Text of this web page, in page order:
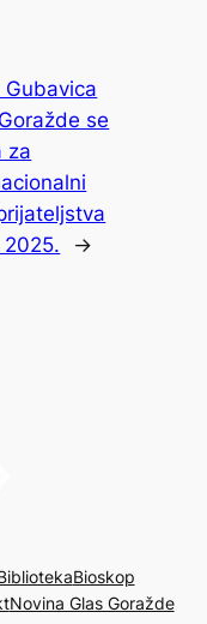
Gubavica
se
za
2025.
→
Bioskop
Novina Glas Goražde